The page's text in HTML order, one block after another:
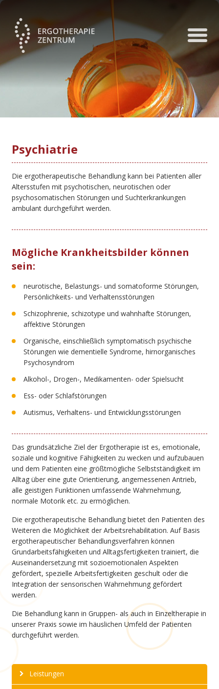
Psychiatrie
Die ergotherapeutische Behandlung kann bei Patienten aller
Altersstufen mit psychotischen, neurotischen oder
psychosomatischen Störungen und Suchterkrankungen
ambulant durchgeführt werden.
Mögliche Krankheitsbilder können
sein:
neurotische, Belastungs- und somatoforme Störungen,
Persönlichkeits- und Verhaltensstörungen
Schizophrenie, schizotype und wahnhafte Störungen,
affektive Störungen
Organische, einschließlich symptomatisch psychische
Störungen wie dementielle Syndrome, hirnorganisches
Psychosyndrom
Alkohol-, Drogen-, Medikamenten- oder Spielsucht
Ess- oder Schlafstörungen
Autismus, Verhaltens- und Entwicklungsstörungen
Das grundsätzliche Ziel der Ergotherapie ist es, emotionale,
soziale und kognitive Fähigkeiten zu wecken und aufzubauen
und dem Patienten eine größtmögliche Selbstständigkeit im
Alltag über eine gute Orientierung, angemessenen Antrieb,
alle geistigen Funktionen umfassende Wahrnehmung,
normale Motorik etc. zu ermöglichen.
Die ergotherapeutische Behandlung bietet den Patienten des
Weiteren die Möglichkeit der Arbeitsrehabilitation. Auf Basis
ergotherapeutischer Behandlungsverfahren können
Grundarbeitsfähigkeiten und Alltagsfertigkeiten trainiert, die
Auseinandersetzung mit sozioemotionalen Aspekten
gefördert, spezielle Arbeitsfertigkeiten geschult oder die
Integration der sensorischen Wahrnehmung gefördert
werden.
Die Behandlung kann in Gruppen- als auch in Einzeltherapie in
unserer Praxis sowie im häuslichen Umfeld der Patienten
durchgeführt werden.
Leistungen